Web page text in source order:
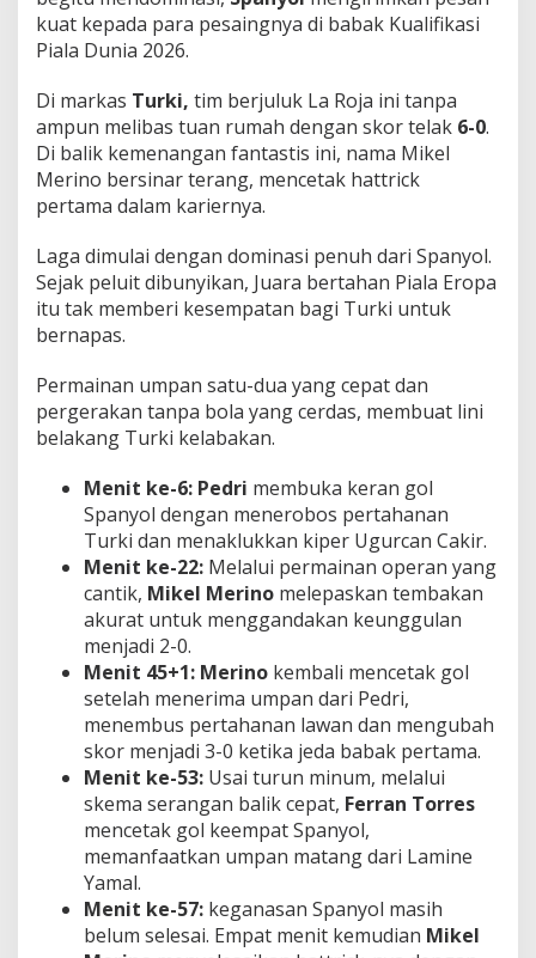
u
a
!
kuat kepada para pesaingnya di babak Kualifikasi
Piala Dunia 2026.
Di markas Turki, tim berjuluk La Roja ini tanpa
ampun melibas tuan rumah dengan skor telak 6-0.
Di balik kemenangan fantastis ini, nama Mikel
Merino bersinar terang, mencetak hattrick
pertama dalam kariernya.
Laga dimulai dengan dominasi penuh dari Spanyol.
Sejak peluit dibunyikan, Juara bertahan Piala Eropa
itu tak memberi kesempatan bagi Turki untuk
bernapas.
Permainan umpan satu-dua yang cepat dan
pergerakan tanpa bola yang cerdas, membuat lini
belakang Turki kelabakan.
Menit ke-6: Pedri membuka keran gol
Spanyol dengan menerobos pertahanan
Turki dan menaklukkan kiper Ugurcan Cakir.
Menit ke-22: Melalui permainan operan yang
cantik, Mikel Merino melepaskan tembakan
akurat untuk menggandakan keunggulan
menjadi 2-0.
Menit 45+1: Merino kembali mencetak gol
setelah menerima umpan dari Pedri,
menembus pertahanan lawan dan mengubah
skor menjadi 3-0 ketika jeda babak pertama.
Menit ke-53: Usai turun minum, melalui
skema serangan balik cepat, Ferran Torres
mencetak gol keempat Spanyol,
memanfaatkan umpan matang dari Lamine
Yamal.
Menit ke-57: keganasan Spanyol masih
belum selesai. Empat menit kemudian Mikel